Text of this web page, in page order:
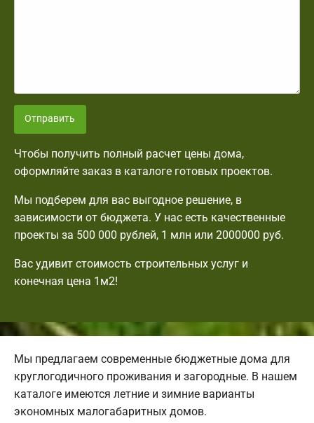
Отправить
Чтобы получить полный расчет цены дома,
оформляйте заказ в каталоге готовых проектов.
Мы подберем для вас выгодное решение, в
зависимости от бюджета. У нас есть качественные
проекты за 500 000 рублей, 1 млн или 2000000 руб.
Вас удивит стоимость строительных услуг и
конечная цена 1м2!
Мы предлагаем современные бюджетные дома для
круглогодичного проживания и загородные. В нашем
каталоге имеются летние и зимние варианты
экономных малогабаритных домов.